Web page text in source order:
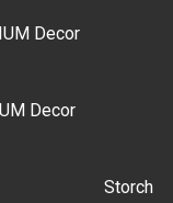
Decor
Decor
Storch